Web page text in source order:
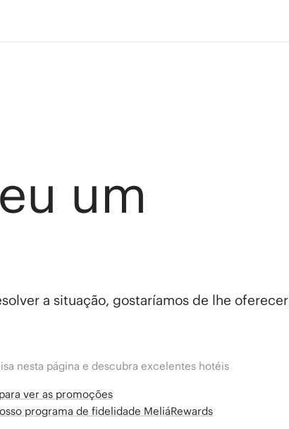
um
a situação, gostaríamos de lhe oferecer
nesta página e descubra excelentes hotéis
ver as promoções
programa de fidelidade MeliáRewards